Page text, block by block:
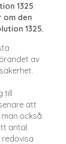
1325
den
1325.
av
till
att
också
antal